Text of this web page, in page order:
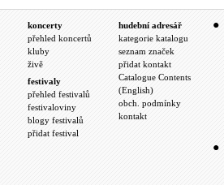
koncerty
přehled koncertů
kluby
živě
festivaly
přehled festivalů
festivaloviny
blogy festivalů
přidat festival
hudební adresář
kategorie katalogu
seznam značek
přidat kontakt
Catalogue Contents
(English)
obch. podmínky
kontakt